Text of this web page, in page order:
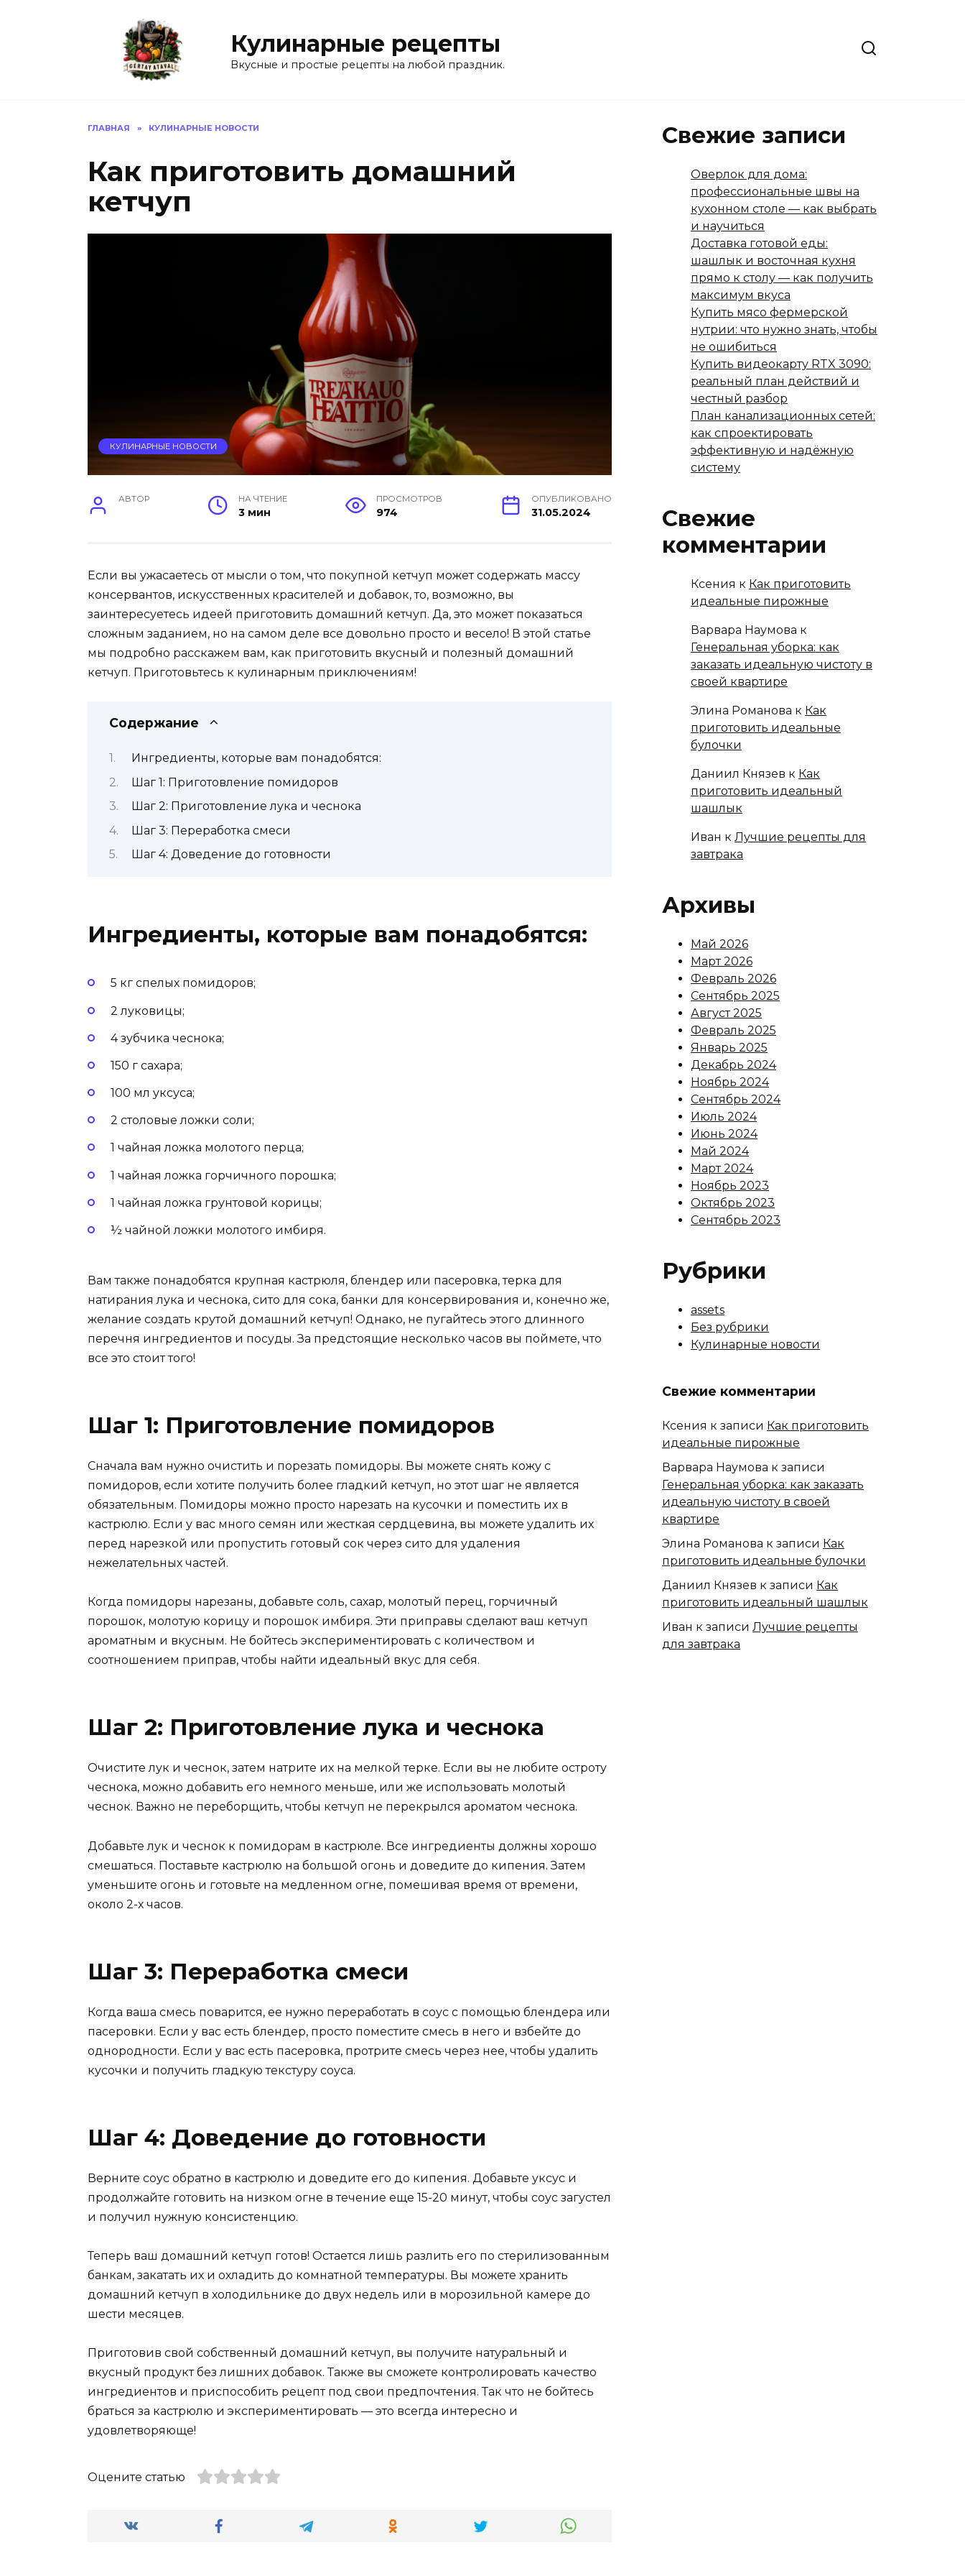
Кулинарные рецепты
Вкусные и простые рецепты на любой праздник.
ГЛАВНАЯ » КУЛИНАРНЫЕ НОВОСТИ
Как приготовить домашний
кетчуп
КУЛИНАРНЫЕ НОВОСТИ
АВТОР НА ЧТЕНИЕ
3 мин
ПРОСМОТРОВ
974
ОПУБЛИКОВАНО
31.05.2024
Если вы ужасаетесь от мысли о том, что покупной кетчуп может содержать массу
консервантов, искусственных красителей и добавок, то, возможно, вы
заинтересуетесь идеей приготовить домашний кетчуп. Да, это может показаться
сложным заданием, но на самом деле все довольно просто и весело! В этой статье
мы подробно расскажем вам, как приготовить вкусный и полезный домашний
кетчуп. Приготовьтесь к кулинарным приключениям!
Содержание
Ингредиенты, которые вам понадобятся:
Шаг 1: Приготовление помидоров
Шаг 2: Приготовление лука и чеснока
Шаг 3: Переработка смеси
Шаг 4: Доведение до готовности
Ингредиенты, которые вам понадобятся:
5 кг спелых помидоров;
2 луковицы;
4 зубчика чеснока;
150 г сахара;
100 мл уксуса;
2 столовые ложки соли;
1 чайная ложка молотого перца;
1 чайная ложка горчичного порошка;
1 чайная ложка грунтовой корицы;
½ чайной ложки молотого имбиря.
Вам также понадобятся крупная кастрюля, блендер или пасеровка, терка для
натирания лука и чеснока, сито для сока, банки для консервирования и, конечно же,
желание создать крутой домашний кетчуп! Однако, не пугайтесь этого длинного
перечня ингредиентов и посуды. За предстоящие несколько часов вы поймете, что
все это стоит того!
Шаг 1: Приготовление помидоров
Сначала вам нужно очистить и порезать помидоры. Вы можете снять кожу с
помидоров, если хотите получить более гладкий кетчуп, но этот шаг не является
обязательным. Помидоры можно просто нарезать на кусочки и поместить их в
кастрюлю. Если у вас много семян или жесткая сердцевина, вы можете удалить их
перед нарезкой или пропустить готовый сок через сито для удаления
нежелательных частей.
Когда помидоры нарезаны, добавьте соль, сахар, молотый перец, горчичный
порошок, молотую корицу и порошок имбиря. Эти приправы сделают ваш кетчуп
ароматным и вкусным. Не бойтесь экспериментировать с количеством и
соотношением приправ, чтобы найти идеальный вкус для себя.
Шаг 2: Приготовление лука и чеснока
Очистите лук и чеснок, затем натрите их на мелкой терке. Если вы не любите остроту
чеснока, можно добавить его немного меньше, или же использовать молотый
чеснок. Важно не переборщить, чтобы кетчуп не перекрылся ароматом чеснока.
Добавьте лук и чеснок к помидорам в кастрюле. Все ингредиенты должны хорошо
смешаться. Поставьте кастрюлю на большой огонь и доведите до кипения. Затем
уменьшите огонь и готовьте на медленном огне, помешивая время от времени,
около 2-х часов.
Шаг 3: Переработка смеси
Когда ваша смесь поварится, ее нужно переработать в соус с помощью блендера или
пасеровки. Если у вас есть блендер, просто поместите смесь в него и взбейте до
однородности. Если у вас есть пасеровка, протрите смесь через нее, чтобы удалить
кусочки и получить гладкую текстуру соуса.
Шаг 4: Доведение до готовности
Верните соус обратно в кастрюлю и доведите его до кипения. Добавьте уксус и
продолжайте готовить на низком огне в течение еще 15-20 минут, чтобы соус загустел
и получил нужную консистенцию.
Теперь ваш домашний кетчуп готов! Остается лишь разлить его по стерилизованным
банкам, закатать их и охладить до комнатной температуры. Вы можете хранить
домашний кетчуп в холодильнике до двух недель или в морозильной камере до
шести месяцев.
Приготовив свой собственный домашний кетчуп, вы получите натуральный и
вкусный продукт без лишних добавок. Также вы сможете контролировать качество
ингредиентов и приспособить рецепт под свои предпочтения. Так что не бойтесь
браться за кастрюлю и экспериментировать — это всегда интересно и
удовлетворяюще!
Оцените статью
Свежие записи
Оверлок для дома:
профессиональные швы на
кухонном столе — как выбрать
и научиться
Доставка готовой еды:
шашлык и восточная кухня
прямо к столу — как получить
максимум вкуса
Купить мясо фермерской
нутрии: что нужно знать, чтобы
не ошибиться
Купить видеокарту RTX 3090:
реальный план действий и
честный разбор
План канализационных сетей:
как спроектировать
эффективную и надёжную
систему
Свежие
комментарии
Ксения к Как приготовить
идеальные пирожные
Варвара Наумова к
Генеральная уборка: как
заказать идеальную чистоту в
своей квартире
Элина Романова к Как
приготовить идеальные
булочки
Даниил Князев к Как
приготовить идеальный
шашлык
Иван к Лучшие рецепты для
завтрака
Архивы
Май 2026
Март 2026
Февраль 2026
Сентябрь 2025
Август 2025
Февраль 2025
Январь 2025
Декабрь 2024
Ноябрь 2024
Сентябрь 2024
Июль 2024
Июнь 2024
Май 2024
Март 2024
Ноябрь 2023
Октябрь 2023
Сентябрь 2023
Рубрики
assets
Без рубрики
Кулинарные новости
Свежие комментарии
Ксения к записи Как приготовить
идеальные пирожные
Варвара Наумова к записи
Генеральная уборка: как заказать
идеальную чистоту в своей
квартире
Элина Романова к записи Как
приготовить идеальные булочки
Даниил Князев к записи Как
приготовить идеальный шашлык
Иван к записи Лучшие рецепты
для завтрака